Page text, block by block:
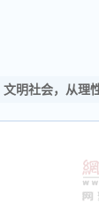
文明社会，从理